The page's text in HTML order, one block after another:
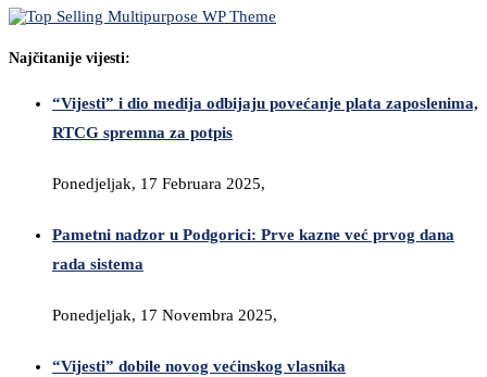
Najčitanije vijesti:
“Vijesti” i dio medija odbijaju povećanje plata zaposlenima,
RTCG spremna za potpis
Ponedjeljak, 17 Februara 2025,
Pametni nadzor u Podgorici: Prve kazne već prvog dana
rada sistema
Ponedjeljak, 17 Novembra 2025,
“Vijesti” dobile novog većinskog vlasnika